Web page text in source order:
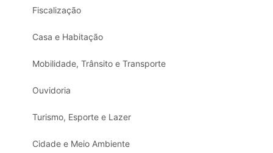
Fiscalização
Casa e Habitação
Mobilidade, Trânsito e Transporte
Ouvidoria
Turismo, Esporte e Lazer
Cidade e Meio Ambiente